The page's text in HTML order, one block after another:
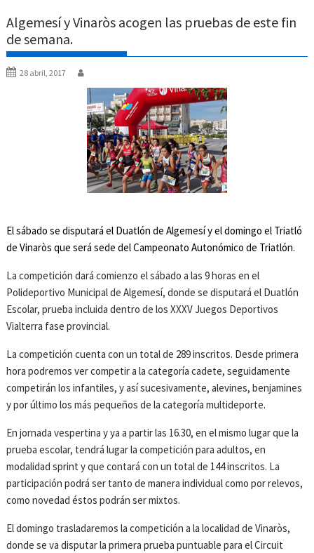
Algemesí y Vinaròs acogen las pruebas de este fin
de semana.
28 abril, 2017
El sábado se disputará el Duatlón de Algemesí y el domingo el Triatló
de Vinaròs que será sede del Campeonato Autonómico de Triatlón.
La competición dará comienzo el sábado a las 9 horas en el
Polideportivo Municipal de Algemesí, donde se disputará el Duatlón
Escolar, prueba incluida dentro de los XXXV Juegos Deportivos
Vialterra fase provincial.
La competición cuenta con un total de 289 inscritos. Desde primera
hora podremos ver competir a la categoría cadete, seguidamente
competirán los infantiles, y así sucesivamente, alevines, benjamines
y por último los más pequeños de la categoría multideporte.
En jornada vespertina y ya a partir las 16.30, en el mismo lugar que la
prueba escolar, tendrá lugar la competición para adultos, en
modalidad sprint y que contará con un total de 144 inscritos. La
participación podrá ser tanto de manera individual como por relevos,
como novedad éstos podrán ser mixtos.
El domingo trasladaremos la competición a la localidad de Vinaròs,
donde se va disputar la primera prueba puntuable para el Circuit